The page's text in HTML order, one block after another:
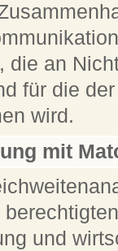
die an
für die
wird.
mit
und